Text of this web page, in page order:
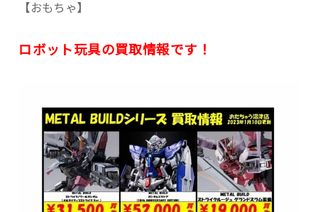
【おもちゃ】
ロボット玩具の買取情報です！